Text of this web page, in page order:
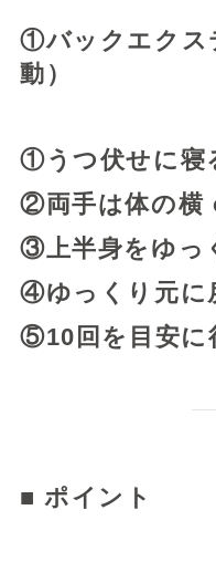
①バックエクス
動）
①うつ伏せに寝
②両手は体の横
③上半身をゆっ
④ゆっくり元に
⑤10回を目安に
■ ポイント